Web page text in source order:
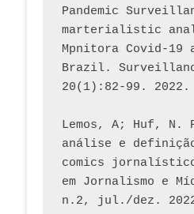
Pandemic
marterialistic
Mpnitora Covid-
Brazil.
20(1):82-99. 2022.
Lemos, A; Huf, N.
análise e
comics
em Jornalismo e
n.2, jul./dez.